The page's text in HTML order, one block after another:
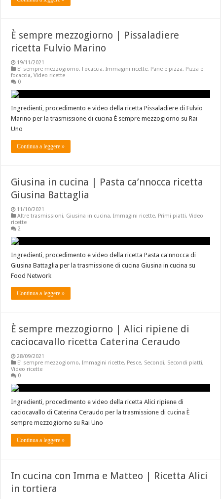
È sempre mezzogiorno | Pissaladiere
ricetta Fulvio Marino
19/11/2021
E' sempre mezzogiorno, Focaccia,Immagini ricette, Pane e pizza, Pizza e
focaccia,Video ricette
0
Ingredienti, procedimento e video della ricetta Pissaladiere di Fulvio
Marino per la trasmissione di cucina È sempre mezzogiorno su Rai
Uno
Continua a leggere »
Giusina in cucina | Pasta ca’nnocca ricetta
Giusina Battaglia
11/10/2021
Altre trasmissioni, Giusina in cucina,Immagini ricette, Primi piatti,Video
ricette
2
Ingredienti, procedimento e video della ricetta Pasta ca'nnocca di
Giusina Battaglia per la trasmissione di cucina Giusina in cucina su
Food Network
Continua a leggere »
È sempre mezzogiorno | Alici ripiene di
caciocavallo ricetta Caterina Ceraudo
28/09/2021
E' sempre mezzogiorno,Immagini ricette, Pesce, Secondi, Secondi piatti,
Video ricette
0
Ingredienti, procedimento e video della ricetta Alici ripiene di
caciocavallo di Caterina Ceraudo per la trasmissione di cucina È
sempre mezzogiorno su Rai Uno
Continua a leggere »
In cucina con Imma e Matteo | Ricetta Alici
in tortiera